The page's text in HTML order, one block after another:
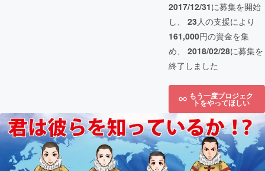
2017/12/31に募集を開始
し、 23人の支援により
161,000円の資金を集
め、 2018/02/28に募集を
終了しました
もう一度プロジェク
トをやってほしい